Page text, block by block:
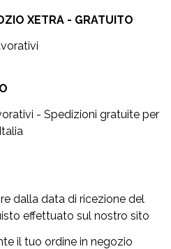
XETRA - GRATUITO
- Spedizioni gratuite per
dalla data di ricezione del
effettuato sul nostro sito
il tuo ordine in negozio